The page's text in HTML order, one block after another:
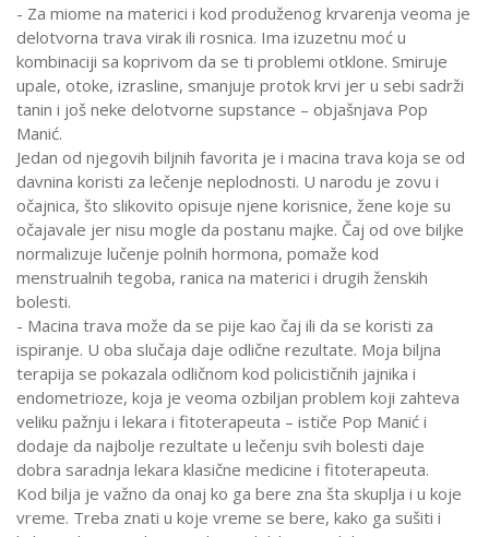
- Za miome na materici i kod produženog krvarenja veoma je
delotvorna trava virak ili rosnica. Ima izuzetnu moć u
kombinaciji sa koprivom da se ti problemi otklone. Smiruje
upale, otoke, izrasline, smanjuje protok krvi jer u sebi sadrži
tanin i još neke delotvorne supstance – objašnjava Pop
Manić.
Jedan od njegovih biljnih favorita je i macina trava koja se od
davnina koristi za lečenje neplodnosti. U narodu je zovu i
očajnica, što slikovito opisuje njene korisnice, žene koje su
očajavale jer nisu mogle da postanu majke. Čaj od ove biljke
normalizuje lučenje polnih hormona, pomaže kod
menstrualnih tegoba, ranica na materici i drugih ženskih
bolesti.
- Macina trava može da se pije kao čaj ili da se koristi za
ispiranje. U oba slučaja daje odlične rezultate. Moja biljna
terapija se pokazala odličnom kod policističnih jajnika i
endometrioze, koja je veoma ozbiljan problem koji zahteva
veliku pažnju i lekara i fitoterapeuta – ističe Pop Manić i
dodaje da najbolje rezultate u lečenju svih bolesti daje
dobra saradnja lekara klasične medicine i fitoterapeuta.
Kod bilja je važno da onaj ko ga bere zna šta skuplja i u koje
vreme. Treba znati u koje vreme se bere, kako ga sušiti i